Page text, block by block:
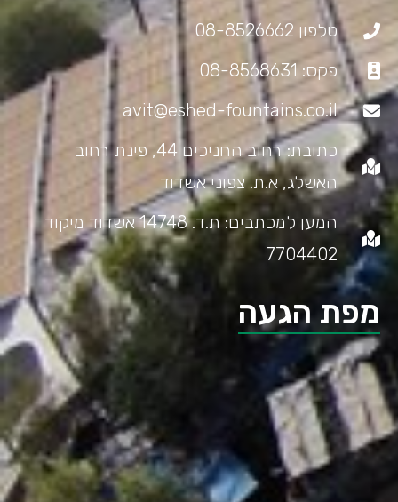
טלפון 08-8526662
פקס: 08-8568631
avit@eshed-fountains.co.il
כתובת: רחוב החניכים 44, פינת רחוב
האשלג, א.ת. צפוני אשדוד
המען למכתבים: ת.ד. 14748 אשדוד מיקוד
7704402
מפת הגעה